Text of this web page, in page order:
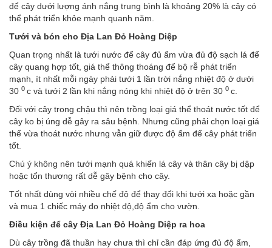
để cây dưới lượng ánh nắng trung bình là khoảng 20% là cây có
thể phát triển khỏe mạnh quanh năm.
Tưới và bón cho Địa Lan Đỏ Hoàng Diệp
Quan trọng nhất là tưới nước để cây đủ ẩm vừa đủ độ sạch lá để
cây quang hợp tốt, giá thể thông thoáng để bộ rễ phát triển
mạnh, ít nhất mỗi ngày phải tưới 1 lần trời nắng nhiệt độ ở dưới
30 0 c và tưới 2 lần khi nắng nóng khi nhiệt độ ở trên 30 0 c.
Đối với cây trong chậu thì nên trồng loại giá thể thoát nước tốt để
cây ko bị úng dễ gây ra sâu bệnh. Nhưng cũng phải chọn loại giá
thể vừa thoát nước nhưng vẫn giữ được độ ẩm để cây phát triển
tốt.
Chú ý không nên tưới mạnh quá khiến lá cây và thân cây bị dập
hoặc tổn thương rất dễ gây bệnh cho cây.
Tốt nhất dùng vòi nhiều chế độ để thay đổi khi tưới xa hoặc gần
và mua 1 chiếc máy đo nhiệt độ,độ ẩm cho vườn.
Điều kiện để cây Địa Lan Đỏ Hoàng Diệp ra hoa
Dù cây trồng đã thuần hay chưa thì chỉ cần đáp ứng đủ độ ẩm,